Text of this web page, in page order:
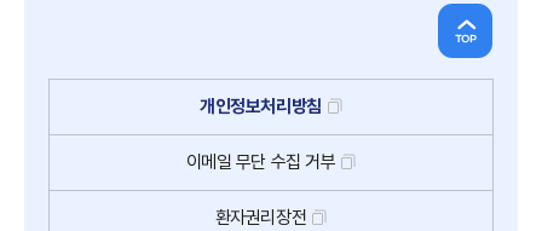
개인정보처리방침
이메일 무단 수집 거부
환자권리장전